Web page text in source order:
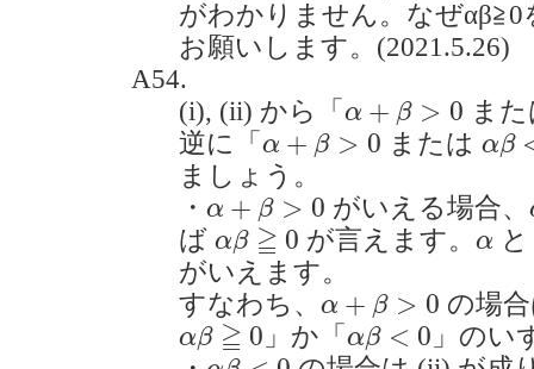
がわかりません。なぜ
お願いします。(2021.5.26)
A54.
(i), (ii) から「 α + β > 0
α β >0
ま
逆に「 α + β > 0
α β>0 または αβ
α β<
ましょう。
・ α + β > 0
α+ β>0 がいえる場合、
ば αβ ≧ 0
α β≧0 が言えます。α
α
がいえます。
すなわち、 α + β > 0
α β >0 の場
αβ ≧ 0
α β≧0 」か「αβ < 0
α β< 0
」のい
αβ< 0